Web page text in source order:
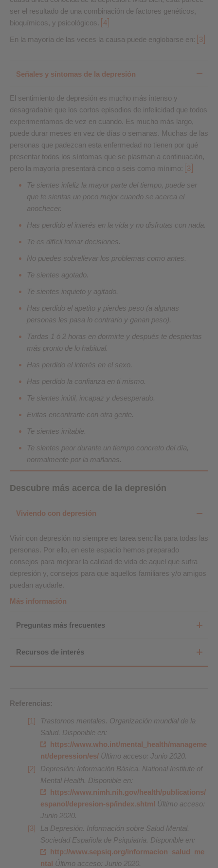
ser el resultado de una combinación de factores genéticos,
bioquímicos, y psicológicos. 4
En la mayoría de las veces la causa puede englobarse en: 3
Señales y síntomas de la depresión
El sentimiento de depresión es mucho más intenso y
desagradable que los cortos episodios de infelicidad que todos
experimentamos de vez en cuando. Es mucho más largo,
puede durar meses en vez de días o semanas. Muchas de las
personas que padezcan esta enfermedad no tienen por qué
presentar todos los síntomas que se plasman a continuación,
pero la mayoría presentará cinco o seis como mínimo: 3
Te sientes infeliz la mayor parte del tiempo, puede ser
que te sientas un poco mejor cuando se acerca el
anochecer.
Has perdido el interés en la vida y no disfrutas con nada.
Te es difícil tomar decisiones.
No puedes sobrellevar los problemas como antes.
Te sientes agotado.
Te sientes inquieto y agitado.
Has perdido el apetito y pierdes peso (a algunas
personas les pasa lo contrario y ganan peso).
Tardas 1 ó 2 horas en dormirte y después te despiertas
más pronto de lo habitual.
Has perdido el interés en el sexo.
Has perdido la confianza en ti mismo.
Te sientes inútil, incapaz y desesperado.
Evitas encontrarte con otra gente.
Te sientes irritable.
Te sientes peor durante un tiempo concreto del día,
normalmente por la mañanas.
Descubre más acerca de la depresión
Viviendo con depresión
Vivir con depresión no siempre es tarea sencilla para todas las
personas. Por ello, en este espacio hemos preparado
consejos para mejorar la calidad de vida de aquel que sufra
depresión y, consejos para que aquellos familiares y/o amigos
puedan ayudarle.
Más información
Preguntas más frecuentes
Recursos de interés
Referencias:
Trastornos mentales. Organización mundial de la
Salud. Disponible en:
https://www.who.int/mental_health/manageme
nt/depression/es/ Último acceso: Junio 2020.
Depresión: Información Básica. National Institute of
Mental Health. Disponible en:
https://www.nimh.nih.gov/health/publications/
espanol/depresion-sp/index.shtml Último acceso:
Junio 2020.
La Depresión. Información sobre Salud Mental.
Sociedad Española de Psiquiatria. Disponible en:
http://www.sepsiq.org/informacion_salud_me
ntal Último acceso: Junio 2020.